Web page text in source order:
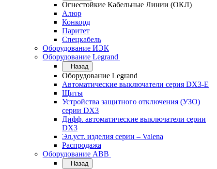
Огнестойкие Кабельные Линии (ОКЛ)
Алюр
Конкорд
Паритет
Спецкабель
Оборудование ИЭК
Оборудование Legrand
Назад
Оборудование Legrand
Автоматические выключатели серия DX3-E
Щиты
Устройства защитного отключения (УЗО)
серии DX3
Дифф. автоматические выключатели серии
DX3
Эл.уст. изделия серии – Valena
Распродажа
Оборудование АВВ
Назад